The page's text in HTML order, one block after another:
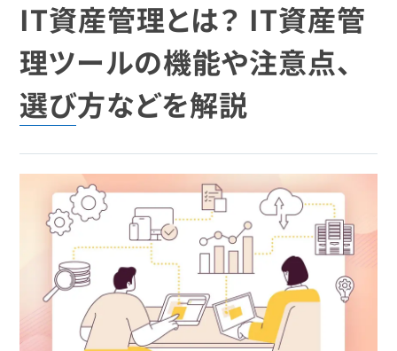
IT資産管理とは？ IT資産管
理ツールの機能や注意点、
選び方などを解説